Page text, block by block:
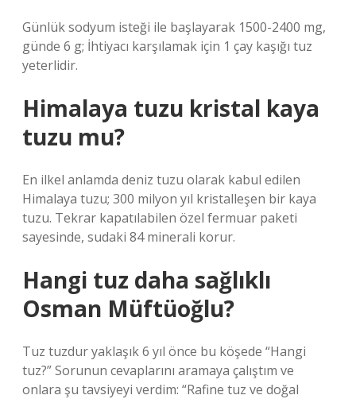
Günlük sodyum isteği ile başlayarak 1500-2400 mg,
günde 6 g; İhtiyacı karşılamak için 1 çay kaşığı tuz
yeterlidir.
Himalaya tuzu kristal kaya
tuzu mu?
En ilkel anlamda deniz tuzu olarak kabul edilen
Himalaya tuzu; 300 milyon yıl kristalleşen bir kaya
tuzu. Tekrar kapatılabilen özel fermuar paketi
sayesinde, sudaki 84 minerali korur.
Hangi tuz daha sağlıklı
Osman Müftüoğlu?
Tuz tuzdur yaklaşık 6 yıl önce bu köşede “Hangi
tuz?” Sorunun cevaplarını aramaya çalıştım ve
onlara şu tavsiyeyi verdim: “Rafine tuz ve doğal